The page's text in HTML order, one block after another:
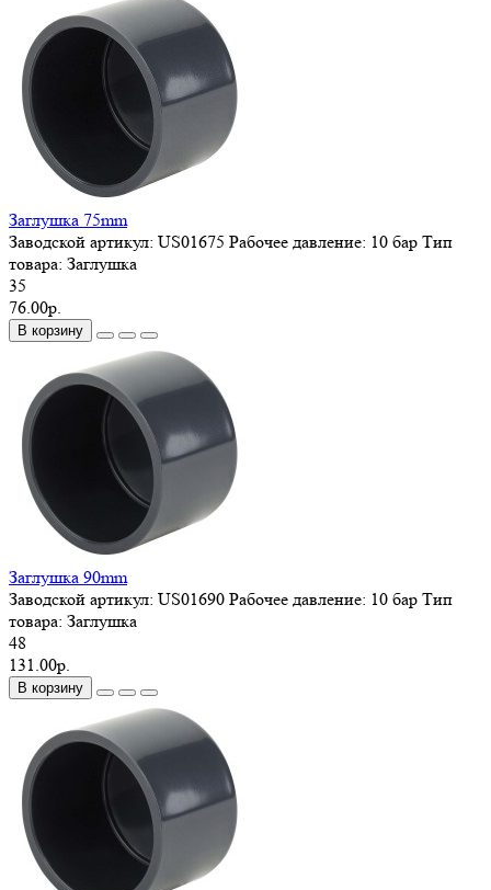
Заглушка 75mm
Заводской артикул: US01675 Рабочее давление: 10 бар Тип
товара: Заглушка
35
76.00р.
В корзину
Заглушка 90mm
Заводской артикул: US01690 Рабочее давление: 10 бар Тип
товара: Заглушка
48
131.00р.
В корзину